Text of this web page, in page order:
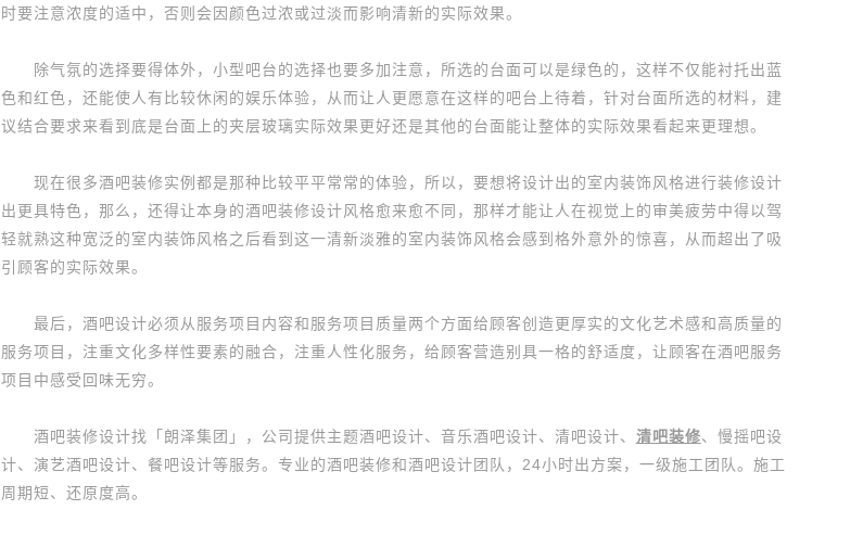
时要注意浓度的适中，否则会因颜色过浓或过淡而影响清新的实际效果。
除气氛的选择要得体外，小型吧台的选择也要多加注意，所选的台面可以是绿色的，这样不仅能衬托出蓝
色和红色，还能使人有比较休闲的娱乐体验，从而让人更愿意在这样的吧台上待着，针对台面所选的材料，建
议结合要求来看到底是台面上的夹层玻璃实际效果更好还是其他的台面能让整体的实际效果看起来更理想。
现在很多酒吧装修实例都是那种比较平平常常的体验，所以，要想将设计出的室内装饰风格进行装修设计
出更具特色，那么，还得让本身的酒吧装修设计风格愈来愈不同，那样才能让人在视觉上的审美疲劳中得以驾
轻就熟这种宽泛的室内装饰风格之后看到这一清新淡雅的室内装饰风格会感到格外意外的惊喜，从而超出了吸
引顾客的实际效果。
最后，酒吧设计必须从服务项目内容和服务项目质量两个方面给顾客创造更厚实的文化艺术感和高质量的
服务项目，注重文化多样性要素的融合，注重人性化服务，给顾客营造别具一格的舒适度，让顾客在酒吧服务
项目中感受回味无穷。
酒吧装修设计找「朗泽集团」，公司提供主题酒吧设计、音乐酒吧设计、清吧设计、 清吧装修、慢摇吧设
计、演艺酒吧设计、餐吧设计等服务。专业的酒吧装修和酒吧设计团队，24小时出方案，一级施工团队。施工
周期短、还原度高。